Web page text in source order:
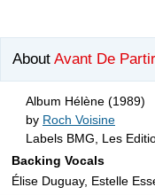
About Avant De
Album Hélène (1989)
by Roch Voisine
Labels BMG, Les
Backing Vocals
Élise Duguay, Estelle